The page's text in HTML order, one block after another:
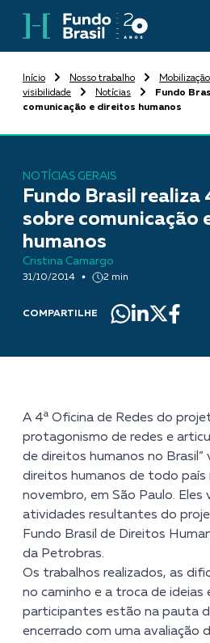
Início Nosso trabalho Mobilização
visibilidade
Notícias
Fundo
comunicação e direitos humanos
NOTÍCIAS GERAIS
Fundo Brasil realiza
sobre comunicação
humanos
Cristina Camargo
31/10/2014 2 min
COMPARTILHE
A 4ª Oficina de Redes do
protagonismo de redes e
de direitos humanos no
direitos humanos de todo país
novembro, em São Paulo. Eles
atividades resultantes do
Fundo Brasil de Direitos
da Petrobras.
Os trabalhos realizados, as
no caminho e a troca de ideias
participantes estão na pauta
encerrado com uma avaliação